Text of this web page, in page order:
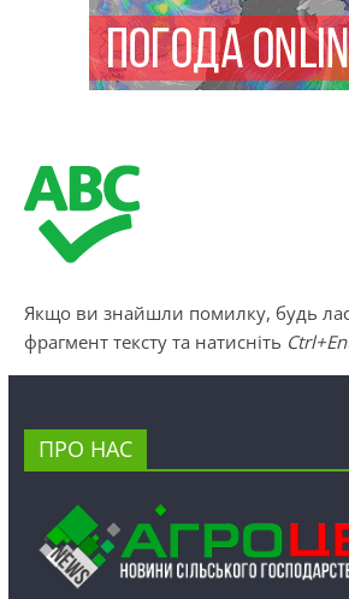
Якщо ви знайшли помилку, будь
фрагмент тексту та натисніть
ПРО НАС